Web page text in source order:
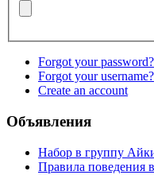
Forgot your password?
Forgot your username?
Create an account
Объявления
Набор в группу
Правила поведения